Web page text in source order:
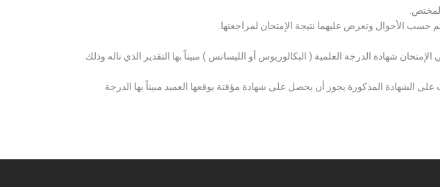
الأحوال وتعرض عليهما نتيجة الإمتحان لمراجعتها.
شهادة الدرجة العلمية ( البكالوريوس أو الليسانس ) مبيناً بها التقدير الذي ناله وذلك
المذكورة يجوز أن يحصل على شهادة مؤقتة يوقعها العميد مبيناً بها الدرجة